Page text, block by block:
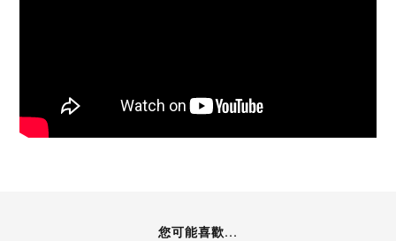
您可能喜歡...